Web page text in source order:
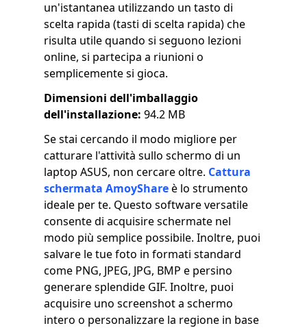
un'istantanea utilizzando un tasto di
scelta rapida (tasti di scelta rapida) che
risulta utile quando si seguono lezioni
online, si partecipa a riunioni o
semplicemente si gioca.
Dimensioni dell'imballaggio
dell'installazione: 94.2 MB
Se stai cercando il modo migliore per
catturare l'attività sullo schermo di un
laptop ASUS, non cercare oltre. Cattura
schermata AmoyShareè lo strumento
ideale per te. Questo software versatile
consente di acquisire schermate nel
modo più semplice possibile. Inoltre, puoi
salvare le tue foto in formati standard
come PNG, JPEG, JPG, BMP e persino
generare splendide GIF. Inoltre, puoi
acquisire uno screenshot a schermo
intero o personalizzare la regione in base